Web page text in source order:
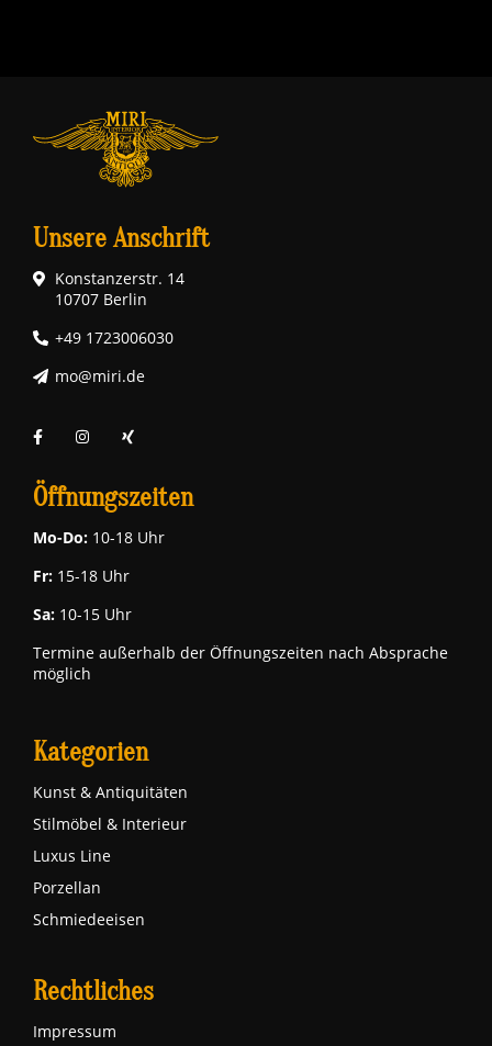
Unsere Anschrift
Konstanzerstr. 14
10707 Berlin
+49 1723006030
mo@miri.de
Öffnungszeiten
Mo-Do: 10-18 Uhr
Fr: 15-18 Uhr
Sa: 10-15 Uhr
Termine außerhalb der Öffnungszeiten nach Absprache
möglich
Kategorien
Kunst & Antiquitäten
Stilmöbel & Interieur
Luxus Line
Porzellan
Schmiedeeisen
Rechtliches
Impressum